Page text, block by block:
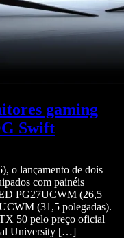
gaming
Swift
o lançamento de dois
com painéis
PG27UCWM (26,5
(31,5 polegadas).
50 pelo preço oficial
University […]